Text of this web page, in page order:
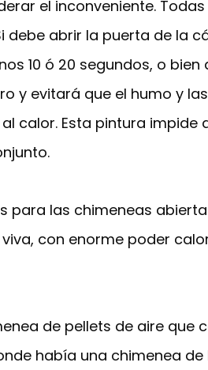
el inconveniente.
debe abrir la puerta de la
10 ó 20 segundos, o
y evitará que el humo y
calor. Esta pintura
para las chimeneas
con enorme poder
de pellets de aire
había una chimenea